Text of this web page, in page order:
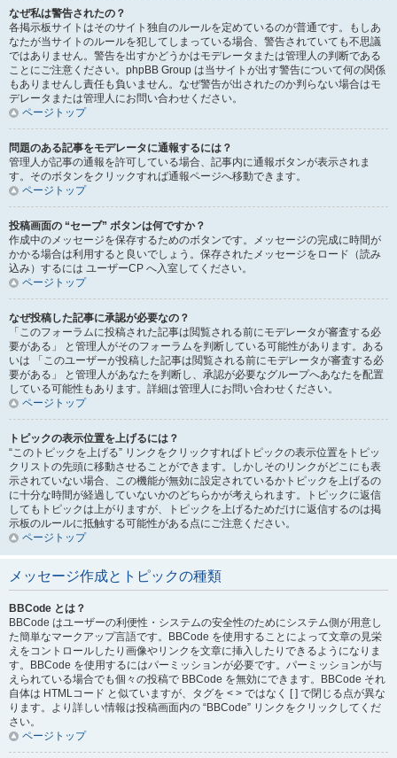
なぜ私は警告されたの？
各掲示板サイトはそのサイト独自のルールを定めているのが普通です。もしあ
なたが当サイトのルールを犯してしまっている場合、警告されていても不思議
ではありません。警告を出すかどうかはモデレータまたは管理人の判断である
ことにご注意ください。phpBB Group は当サイトが出す警告について何の関係
もありませんし責任も負いません。なぜ警告が出されたのか判らない場合はモ
デレータまたは管理人にお問い合わせください。
ページトップ
問題のある記事をモデレータに通報するには？
管理人が記事の通報を許可している場合、記事内に通報ボタンが表示されま
す。そのボタンをクリックすれば通報ページへ移動できます。
ページトップ
投稿画面の “セーブ” ボタンは何ですか？
作成中のメッセージを保存するためのボタンです。メッセージの完成に時間が
かかる場合は利用すると良いでしょう。保存されたメッセージをロード（読み
込み）するには ユーザーCP へ入室してください。
ページトップ
なぜ投稿した記事に承認が必要なの？
「このフォーラムに投稿された記事は閲覧される前にモデレータが審査する必
要がある」 と管理人がそのフォーラムを判断している可能性があります。ある
いは 「このユーザーが投稿した記事は閲覧される前にモデレータが審査する必
要がある」 と管理人があなたを判断し、承認が必要なグループへあなたを配置
している可能性もあります。詳細は管理人にお問い合わせください。
ページトップ
トピックの表示位置を上げるには？
“このトピックを上げる” リンクをクリックすればトピックの表示位置をトピッ
クリストの先頭に移動させることができます。しかしそのリンクがどこにも表
示されていない場合、この機能が無効に設定されているかトピックを上げるの
に十分な時間が経過していないかのどちらかが考えられます。トピックに返信
してもトピックは上がりますが、トピックを上げるためだけに返信するのは掲
示板のルールに抵触する可能性がある点にご注意ください。
ページトップ
メッセージ作成とトピックの種類
BBCode とは？
BBCode はユーザーの利便性・システムの安全性のためにシステム側が用意し
た簡単なマークアップ言語です。BBCode を使用することによって文章の見栄
えをコントロールしたり画像やリンクを文章に挿入したりできるようになりま
す。BBCode を使用するにはパーミッションが必要です。パーミッションが与
えられている場合でも個々の投稿で BBCode を無効にできます。BBCode それ
自体は HTMLコード と似ていますが、タグを < > ではなく [ ] で閉じる点が異な
ります。より詳しい情報は投稿画面内の “BBCode” リンクをクリックしてくだ
さい。
ページトップ